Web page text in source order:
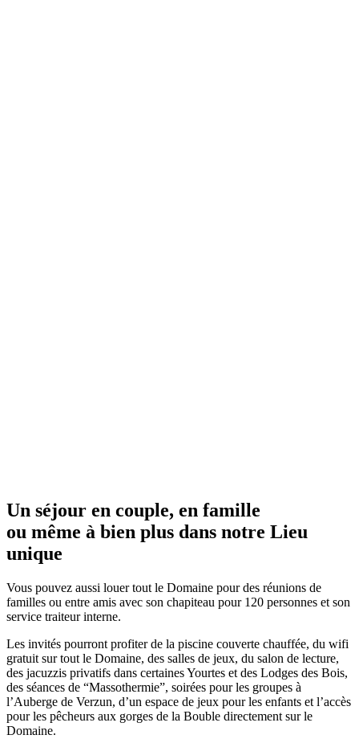
Un séjour en couple, en famille
ou même à bien plus dans notre Lieu
unique
Vous pouvez aussi louer tout le Domaine pour des réunions de
familles ou entre amis avec son chapiteau pour 120 personnes et son
service traiteur interne.
Les invités pourront profiter de la piscine couverte chauffée, du wifi
gratuit sur tout le Domaine, des salles de jeux, du salon de lecture,
des jacuzzis privatifs dans certaines Yourtes et des Lodges des Bois,
des séances de “Massothermie”, soirées pour les groupes à
l’Auberge de Verzun, d’un espace de jeux pour les enfants et l’accès
pour les pêcheurs aux gorges de la Bouble directement sur le
Domaine.